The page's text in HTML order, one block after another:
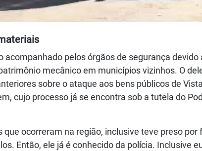
acompanhado pelos órgãos de segurança devido
mecânico em municípios vizinhos. O
sobre o ataque aos bens públicos de
cujo processo já se encontra sob a tutela do
ocorreram na região, inclusive teve preso por
Então, ele já é conhecido da polícia. Inclusive